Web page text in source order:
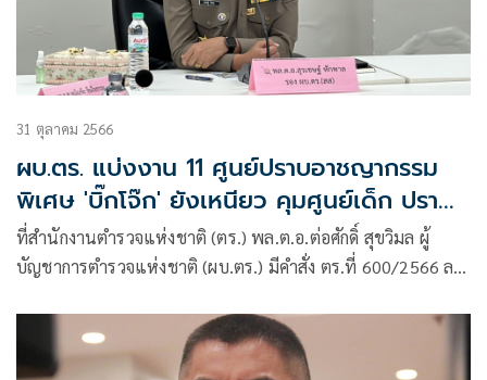
31 ตุลาคม 2566
ผบ.ตร. แบ่งงาน 11 ศูนย์ปราบอาชญากรรม
พิเศษ 'บิ๊กโจ๊ก' ยังเหนียว คุมศูนย์เด็ก ปราบ
ค้ามนุษย์
ที่สำนักงานตำรวจแห่งชาติ (ตร.) พล.ต.อ.ต่อศักดิ์ สุขวิมล ผู้
บัญชาการตำรวจแห่งชาติ (ผบ.ตร.) มีคำสั่ง ตร.ที่ 600/2566 ลง